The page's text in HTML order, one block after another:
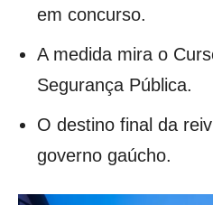
em concurso.
A medida mira o
Segurança Pública.
O destino final da
governo gaúcho.